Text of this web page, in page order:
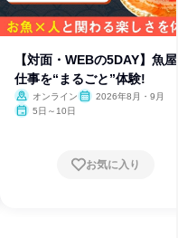
【対面・WEBの5DAY】魚
仕事を“まるごと”体験!
オンライン
2026年8月・9月
5日～10日
お気に入り